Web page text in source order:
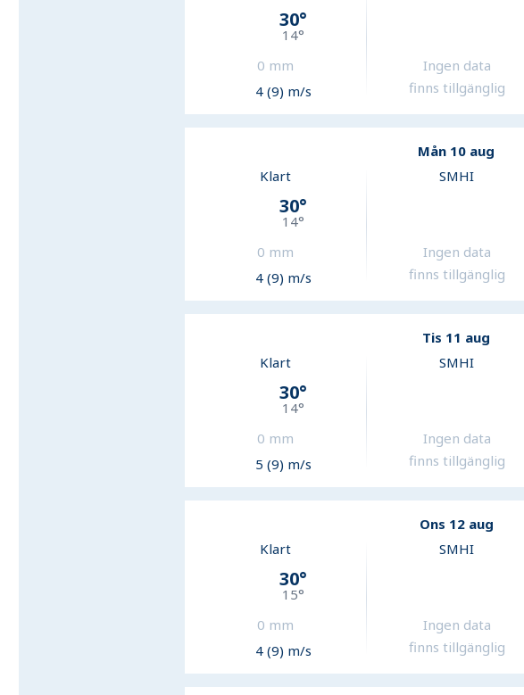
30°
14°
0 mm
4 (9) m/s
Ingen data
finns tillgänglig
Mån 10 aug
Klart
30°
14°
0 mm
4 (9) m/s
SMHI
Ingen data
finns tillgänglig
Tis 11 aug
Klart
30°
14°
0 mm
5 (9) m/s
SMHI
Ingen data
finns tillgänglig
Ons 12 aug
Klart
30°
15°
0 mm
4 (9) m/s
SMHI
Ingen data
finns tillgänglig